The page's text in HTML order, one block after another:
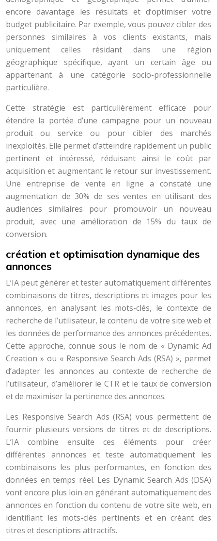
encore davantage les résultats et d’optimiser votre
budget publicitaire. Par exemple, vous pouvez cibler des
personnes similaires à vos clients existants, mais
uniquement celles résidant dans une région
géographique spécifique, ayant un certain âge ou
appartenant à une catégorie socio-professionnelle
particulière.
Cette stratégie est particulièrement efficace pour
étendre la portée d’une campagne pour un nouveau
produit ou service ou pour cibler des marchés
inexploités. Elle permet d’atteindre rapidement un public
pertinent et intéressé, réduisant ainsi le coût par
acquisition et augmentant le retour sur investissement.
Une entreprise de vente en ligne a constaté une
augmentation de 30% de ses ventes en utilisant des
audiences similaires pour promouvoir un nouveau
produit, avec une amélioration de 15% du taux de
conversion.
création et optimisation dynamique des
annonces
L’IA peut générer et tester automatiquement différentes
combinaisons de titres, descriptions et images pour les
annonces, en analysant les mots-clés, le contexte de
recherche de l’utilisateur, le contenu de votre site web et
les données de performance des annonces précédentes.
Cette approche, connue sous le nom de « Dynamic Ad
Creation » ou « Responsive Search Ads (RSA) », permet
d’adapter les annonces au contexte de recherche de
l’utilisateur, d’améliorer le CTR et le taux de conversion
et de maximiser la pertinence des annonces.
Les Responsive Search Ads (RSA) vous permettent de
fournir plusieurs versions de titres et de descriptions.
L’IA combine ensuite ces éléments pour créer
différentes annonces et teste automatiquement les
combinaisons les plus performantes, en fonction des
données en temps réel. Les Dynamic Search Ads (DSA)
vont encore plus loin en générant automatiquement des
annonces en fonction du contenu de votre site web, en
identifiant les mots-clés pertinents et en créant des
titres et descriptions attractifs.